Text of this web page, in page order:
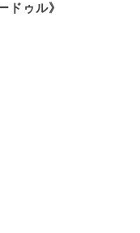
ドゥル》